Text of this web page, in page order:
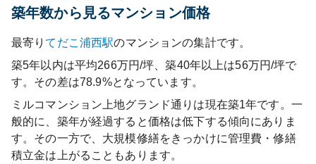
築年数から見るマンション価格
最寄りてだこ浦西駅のマンションの集計です。
築5年以内は平均266万円/坪、築40年以上は56万円/坪で
す。その差は78.9%となっています。
ミルコマンション上地グランド通り は現在築1年です。一
般的に、築年が経過すると価格は低下する傾向にありま
す。その一方で、大規模修繕をきっかけに管理費・修繕
積立金は上がることもあります。